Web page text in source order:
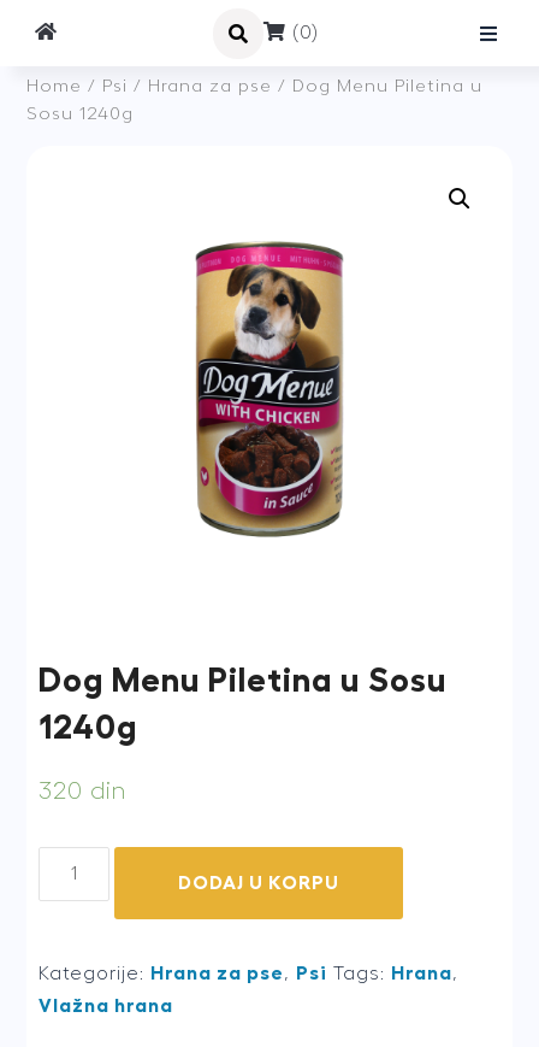
(0)
Home / Psi / Hrana za pse / Dog Menu Piletina u
Sosu 1240g
Dog Menu Piletina u Sosu
1240g
320 din
DODAJ U KORPU
Kategorije: Hrana za pse, Psi Tags: Hrana,
Vlažna hrana